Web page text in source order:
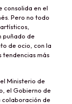
consolida en el
Pero no todo
puñado de
de ocio, con la
tendencias más
Ministerio de
el Gobierno de
colaboración de